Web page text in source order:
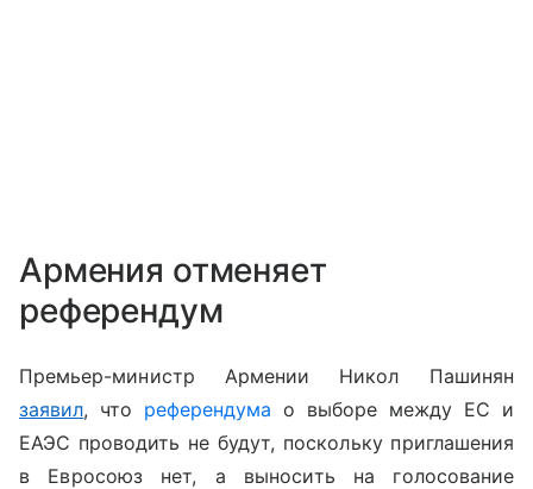
Армения отменяет
референдум
Премьер-министр Армении Никол Пашинян
заявил, что референдума о выборе между ЕС и
ЕАЭС проводить не будут, поскольку приглашения
в Евросоюз нет, а выносить на голосование